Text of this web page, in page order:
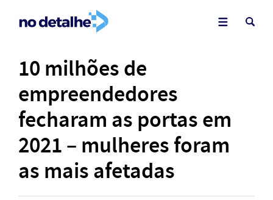
10 milhões de
empreendedores
fecharam as portas em
2021 – mulheres foram
as mais afetadas